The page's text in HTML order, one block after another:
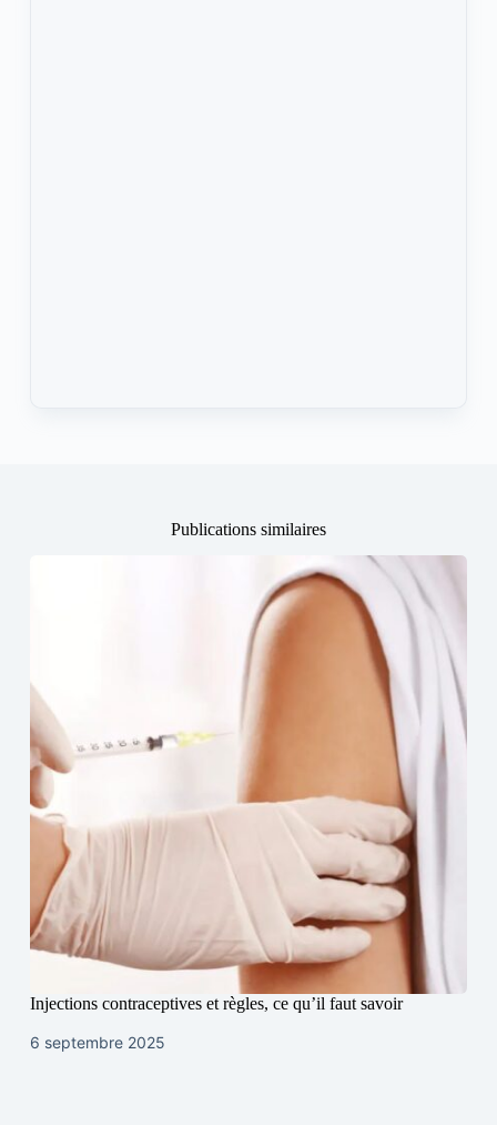
Publications similaires
Injections contraceptives et règles, ce qu’il faut savoir
6 septembre 2025